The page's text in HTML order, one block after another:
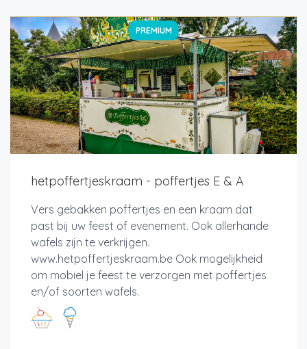
PREMIUM
hetpoffertjeskraam - poffertjes E & A
Vers gebakken poffertjes en een kraam dat
past bij uw feest of evenement. Ook allerhande
wafels zijn te verkrijgen.
www.hetpoffertjeskraam.be Ook mogelijkheid
om mobiel je feest te verzorgen met poffertjes
en/of soorten wafels.